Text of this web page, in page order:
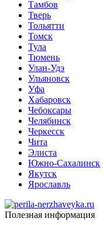
Тамбов
Тверь
Тольятти
Томск
Тула
Тюмень
Улан-Удэ
Ульяновск
Уфа
Хабаровск
Чебоксары
Челябинск
Черкесск
Чита
Элиста
Южно-Сахалинск
Якутск
Ярославль
Полезная информация